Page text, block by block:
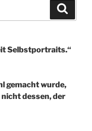
Selbstportraits.“
gemacht wurde,
dessen, der